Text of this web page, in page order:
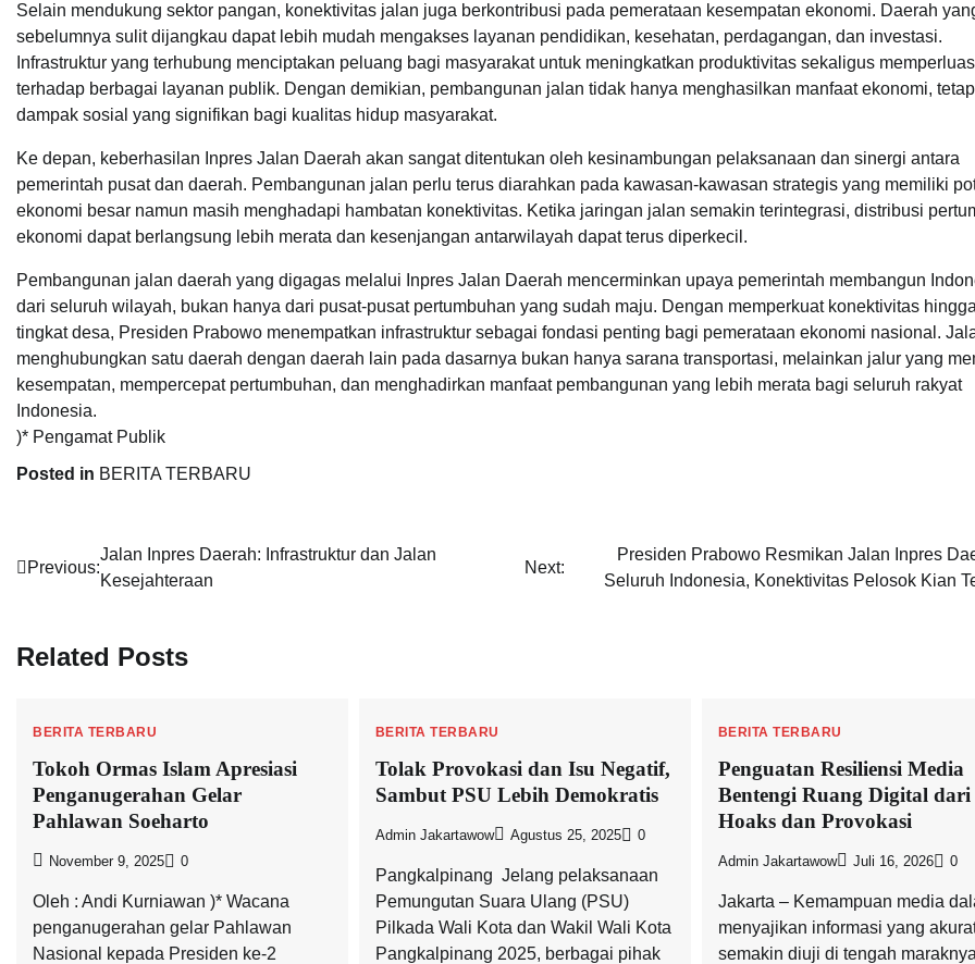
Selain mendukung sektor pangan, konektivitas jalan juga berkontribusi pada pemerataan kesempatan ekonomi. Daerah
sebelumnya sulit dijangkau dapat lebih mudah mengakses layanan pendidikan, kesehatan, perdagangan, dan investasi.
Infrastruktur yang terhubung menciptakan peluang bagi masyarakat untuk meningkatkan produktivitas sekaligus
terhadap berbagai layanan publik. Dengan demikian, pembangunan jalan tidak hanya menghasilkan manfaat ekonomi,
dampak sosial yang signifikan bagi kualitas hidup masyarakat.
Ke depan, keberhasilan Inpres Jalan Daerah akan sangat ditentukan oleh kesinambungan pelaksanaan dan sinergi antara
pemerintah pusat dan daerah. Pembangunan jalan perlu terus diarahkan pada kawasan-kawasan strategis yang memiliki
ekonomi besar namun masih menghadapi hambatan konektivitas. Ketika jaringan jalan semakin terintegrasi, distribusi
ekonomi dapat berlangsung lebih merata dan kesenjangan antarwilayah dapat terus diperkecil.
Pembangunan jalan daerah yang digagas melalui Inpres Jalan Daerah mencerminkan upaya pemerintah membangun
dari seluruh wilayah, bukan hanya dari pusat-pusat pertumbuhan yang sudah maju. Dengan memperkuat konektivitas
tingkat desa, Presiden Prabowo menempatkan infrastruktur sebagai fondasi penting bagi pemerataan ekonomi nasional.
menghubungkan satu daerah dengan daerah lain pada dasarnya bukan hanya sarana transportasi, melainkan jalur yang
kesempatan, mempercepat pertumbuhan, dan menghadirkan manfaat pembangunan yang lebih merata bagi seluruh rakyat
Indonesia.
)* Pengamat Publik
Posted in BERITA TERBARU
Navigasi
Previous:
Jalan Inpres Daerah: Infrastruktur dan Jalan
Kesejahteraan
Next:
Presiden Prabowo Resmikan Jalan Inpres
Seluruh Indonesia, Konektivitas Pelosok Kian
Related Posts
BERITA TERBARU
Tokoh Ormas Islam Apresiasi
Penganugerahan Gelar
Pahlawan Soeharto
November 9, 2025 0
Oleh : Andi Kurniawan )* Wacana
penganugerahan gelar Pahlawan
Nasional kepada Presiden ke-2
BERITA TERBARU
Tolak Provokasi dan Isu Negatif,
Sambut PSU Lebih Demokratis
Admin Jakartawow Agustus 25, 2025 0
Pangkalpinang  Jelang pelaksanaan
Pemungutan Suara Ulang (PSU)
Pilkada Wali Kota dan Wakil Wali Kota
Pangkalpinang 2025, berbagai pihak
BERITA TERBARU
Penguatan Resiliensi Media
Bentengi Ruang Digital dari
Hoaks dan Provokasi
Admin Jakartawow Juli 16, 2026 0
Jakarta – Kemampuan media
menyajikan informasi yang
semakin diuji di tengah maraknya